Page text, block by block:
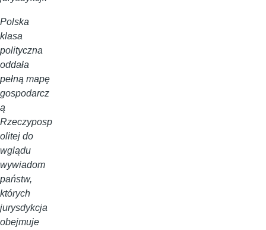
Polska
klasa
polityczna
oddała
pełną mapę
gospodarcz
ą
Rzeczyposp
olitej do
wglądu
wywiadom
państw,
których
jurysdykcja
obejmuje